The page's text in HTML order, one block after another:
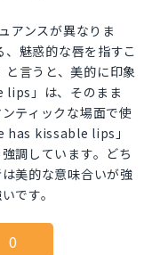
アンスが異なりま
魅惑的な唇を指すこ
言うと、美的に印象
lips」は、そのまま
ティックな場面で使
has kissable lips」
調しています。どち
美的な意味合いが強
です。
0